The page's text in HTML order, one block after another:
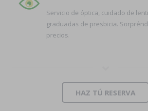
Servicio de óptica, cuidado de
graduadas de presbicia.
precios.
HAZ TÚ RESERVA